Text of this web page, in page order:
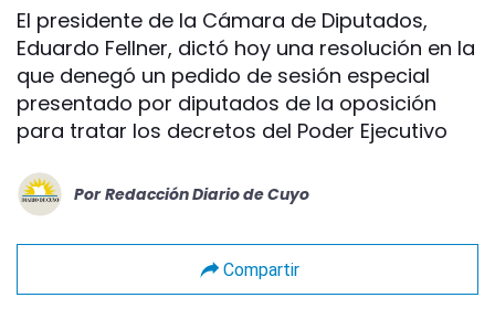
El presidente de la Cámara de Diputados,
Eduardo Fellner, dictó hoy una resolución en la
que denegó un pedido de sesión especial
presentado por diputados de la oposición
para tratar los decretos del Poder Ejecutivo
Por Redacción Diario de Cuyo
Compartir